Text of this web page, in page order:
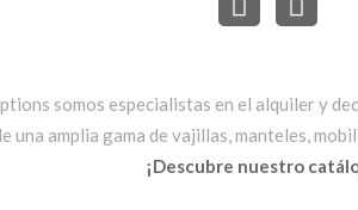
somos especialistas en el alquiler y
una amplia gama de vajillas, manteles,
¡Descubre nuestro